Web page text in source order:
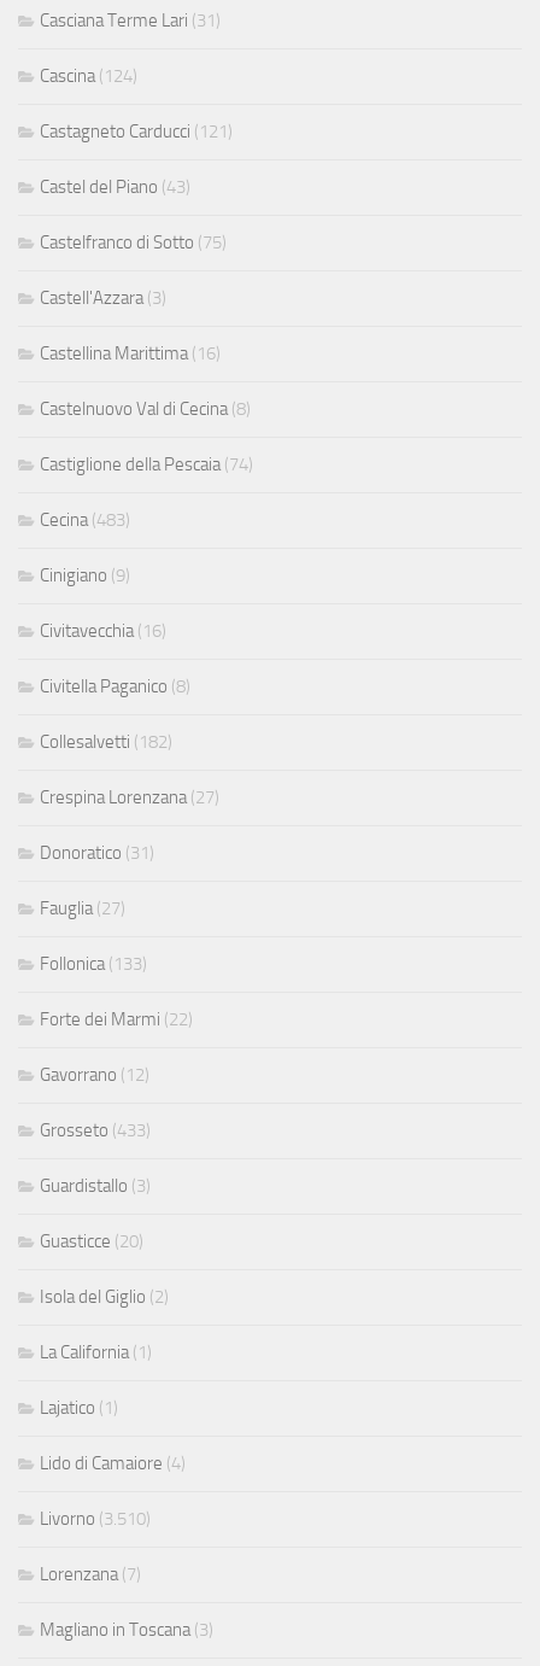
Casciana Terme Lari (31)
Cascina (124)
Castagneto Carducci (121)
Castel del Piano (43)
Castelfranco di Sotto (75)
Castell'Azzara (3)
Castellina Marittima (16)
Castelnuovo Val di Cecina (8)
Castiglione della Pescaia (74)
Cecina (483)
Cinigiano (9)
Civitavecchia (16)
Civitella Paganico (8)
Collesalvetti (182)
Crespina Lorenzana (27)
Donoratico (31)
Fauglia (27)
Follonica (133)
Forte dei Marmi (22)
Gavorrano (12)
Grosseto (433)
Guardistallo (3)
Guasticce (20)
Isola del Giglio (2)
La California (1)
Lajatico (1)
Lido di Camaiore (4)
Livorno (3.510)
Lorenzana (7)
Magliano in Toscana (3)